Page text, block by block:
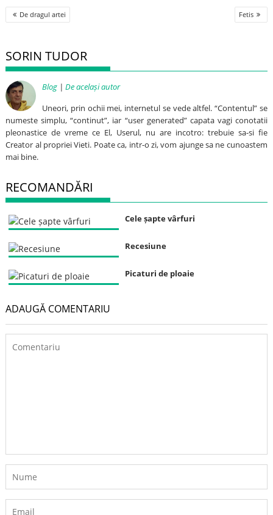
Post
navigation
De dragul artei Fetis
SORIN TUDOR
Blog |De același autor
Uneori, prin ochii mei, internetul se vede altfel. “Contentul” se
numeste simplu, “continut”, iar “user generated” capata vagi conotatii
pleonastice de vreme ce El, Userul, nu are incotro: trebuie sa-si fie
Creator al propriei Vieti. Poate ca, intr-o zi, vom ajunge sa ne cunoastem
mai bine.
RECOMANDĂRI
Cele șapte vârfuri
Recesiune
Picaturi de ploaie
ADAUGĂ COMENTARIU